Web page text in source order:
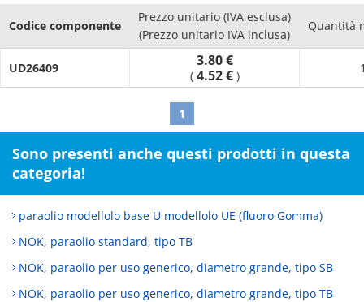
without requiring a lot of space, which is useful in making
equipment small and lightweight
Codice componente
Prezzo unitario (IVA esclusa)
(Prezzo unitario IVA inclusa)
Quantità
UD26409 3.80 €
( 4.52 € )
1
Sono presenti anche questi prodotti in questa
categoria!
paraolio modellolo base U modellolo UE (fluoro Gomma)
NOK, paraolio standard, tipo TB
NOK, paraolio per uso generico, diametro grande, tipo SB
NOK, paraolio per uso generico, diametro grande, tipo TB